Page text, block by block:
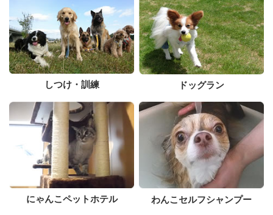
しつけ・訓練 ドッグラン
にゃんこペットホテル わんこセルフシャンプー